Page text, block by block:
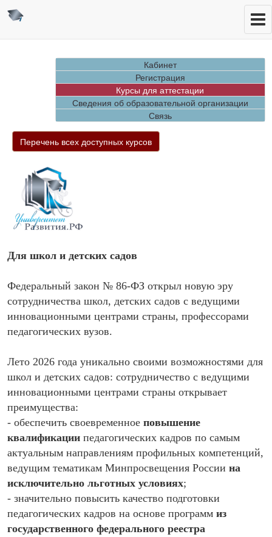
Кабинет
Регистрация
Курсы для аттестации
Сведения об образовательной организации
Связь
Перечень всех доступных курсов
Для школ и детских садов
Федеральный закон № 86-ФЗ открыл новую эру
сотрудничества школ, детских садов с ведущими
инновационными центрами страны, профессорами
педагогических вузов.
Лето 2026 года уникально своими возможностями для
школ и детских садов: сотрудничество с ведущими
инновационными центрами страны открывает
преимущества:
- обеспечить своевременное повышение
квалификации педагогических кадров по самым
актуальным направлениям профильных компетенций,
ведущим тематикам Минпросвещения России на
исключительно льготных условиях;
- значительно повысить качество подготовки
педагогических кадров на основе программ из
государственного федерального реестра